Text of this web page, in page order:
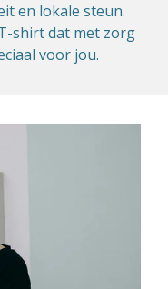
en lokale steun.
shirt dat met zorg
voor jou.